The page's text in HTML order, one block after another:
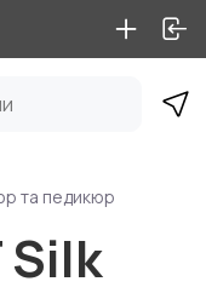
та педикюр
Silk